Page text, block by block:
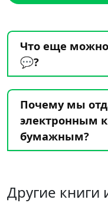
Что еще
💬?
Почему мы
электронным
бумажным?
Другие книги